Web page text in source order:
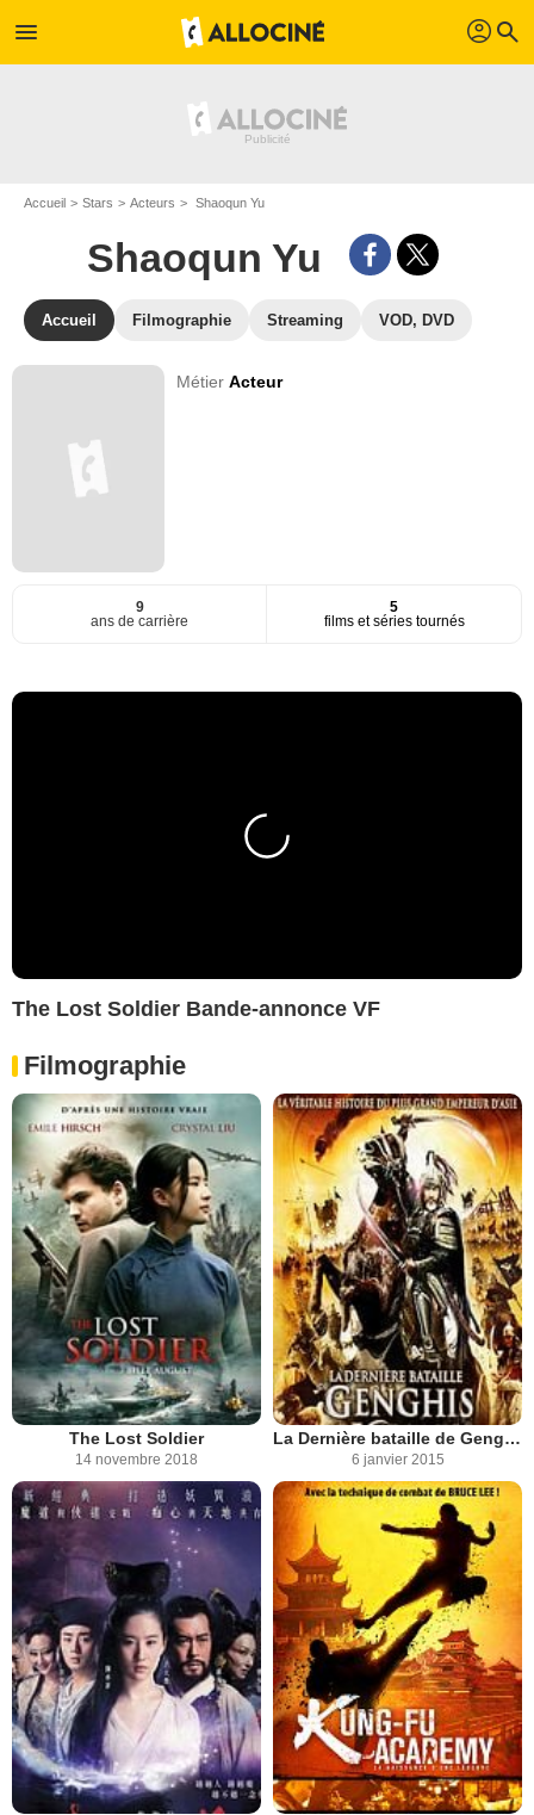
menu profil search
Accueil Stars Acteurs Shaoqun Yu
Shaoqun Yu
Accueil Filmographie Streaming VOD, DVD
MétierActeur
9
ans de carrière
5
films et séries tournés
The Lost Soldier Bande-annonce VF
Filmographie
The Lost Soldier
14 novembre 2018
La Dernière bataille de Gengis Khan
6 janvier 2015